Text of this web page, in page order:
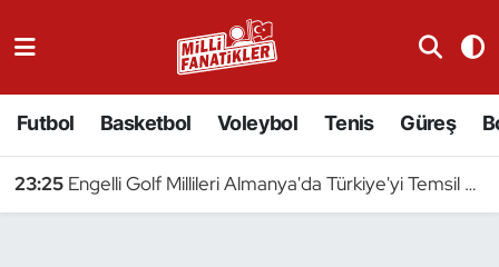
Futbol Basketbol Voleybol Tenis Güreş
23:25 Engelli Golf Millileri Almanya'da Türkiye'yi Temsil Edecek
Badminton